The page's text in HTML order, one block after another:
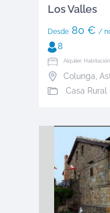
Los Valles
Desde80 € /
8
Alquiler: Habitación
Colunga
Casa Rural